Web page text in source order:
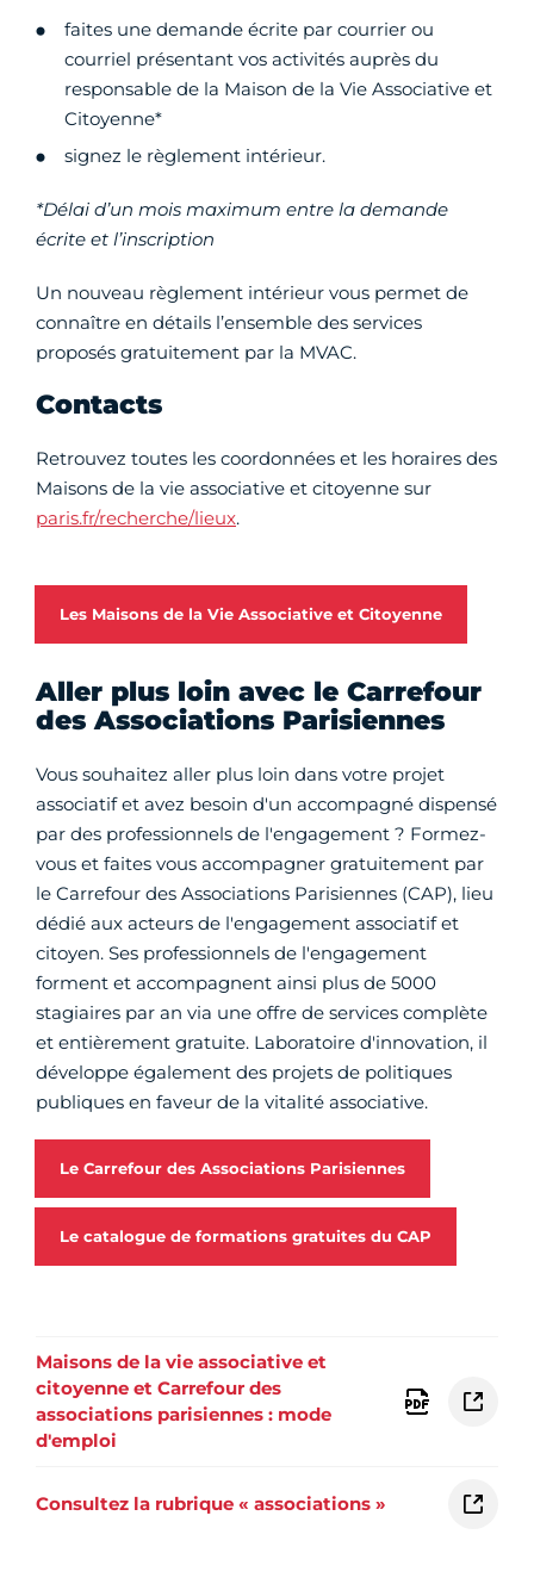
faites une demande écrite par courrier ou
courriel présentant vos activités auprès du
responsable de la Maison de la Vie Associative et
Citoyenne*
signez le règlement intérieur.
*Délai d’un mois maximum entre la demande
écrite et l’inscription
Un nouveau règlement intérieur vous permet de
connaître en détails l’ensemble des services
proposés gratuitement par la MVAC.
Contacts
Retrouvez toutes les coordonnées et les horaires des
Maisons de la vie associative et citoyenne sur
paris.fr/recherche/lieux.
Les Maisons de la Vie Associative et Citoyenne
Aller plus loin avec le Carrefour
des Associations Parisiennes
Vous souhaitez aller plus loin dans votre projet
associatif et avez besoin d'un accompagné dispensé
par des professionnels de l'engagement ? Formez-
vous et faites vous accompagner gratuitement par
le Carrefour des Associations Parisiennes (CAP), lieu
dédié aux acteurs de l'engagement associatif et
citoyen. Ses professionnels de l'engagement
forment et accompagnent ainsi plus de 5000
stagiaires par an via une offre de services complète
et entièrement gratuite. Laboratoire d'innovation, il
développe également des projets de politiques
publiques en faveur de la vitalité associative.
Le Carrefour des Associations Parisiennes
Le catalogue de formations gratuites du CAP
Maisons de la vie associative et
citoyenne et Carrefour des
associations parisiennes : mode
d'emploi
Consultez la rubrique « associations »